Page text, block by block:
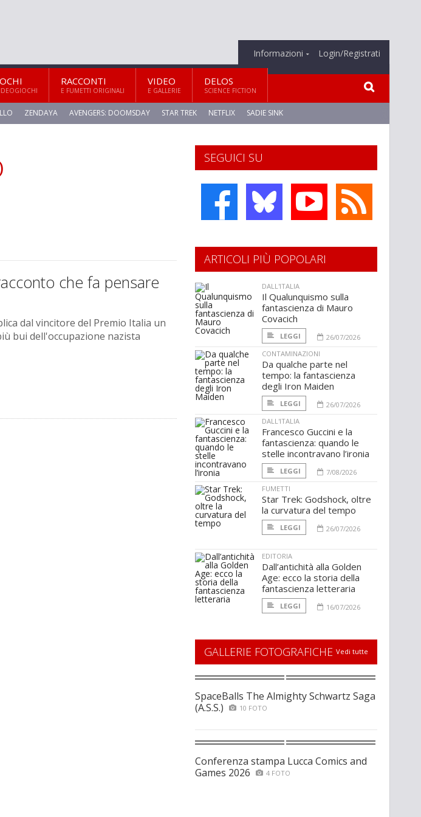
Informazioni Login/Registrati
RACCONTI
E FUMETTI ORIGINALI
VIDEO
E GALLERIE
DELOS
SCIENCE FICTION
ZENDAYA AVENGERS: DOOMSDAY STAR TREK NETFLIX SADIE SINK
che fa pensare
dal vincitore del Premio Italia un
bui dell'occupazione nazista
SEGUICI SU
ARTICOLI PIÙ POPOLARI
DALL'ITALIA
Il Qualunquismo sulla
fantascienza di Mauro
Covacich
LEGGI
26/07/2026
CONTAMINAZIONI
Da qualche parte nel
tempo: la fantascienza
degli Iron Maiden
LEGGI
26/07/2026
DALL'ITALIA
Francesco Guccini e la
fantascienza: quando le
stelle incontravano l’ironia
LEGGI
7/08/2026
FUMETTI
Star Trek: Godshock, oltre
la curvatura del tempo
LEGGI 26/07/2026
EDITORIA
Dall’antichità alla Golden
Age: ecco la storia della
fantascienza letteraria
LEGGI 16/07/2026
GALLERIE FOTOGRAFICHE Vedi tutte
SpaceBalls The Almighty Schwartz Saga
(A.S.S.)
10 FOTO
Conferenza stampa Lucca Comics and
Games 2026
4 FOTO